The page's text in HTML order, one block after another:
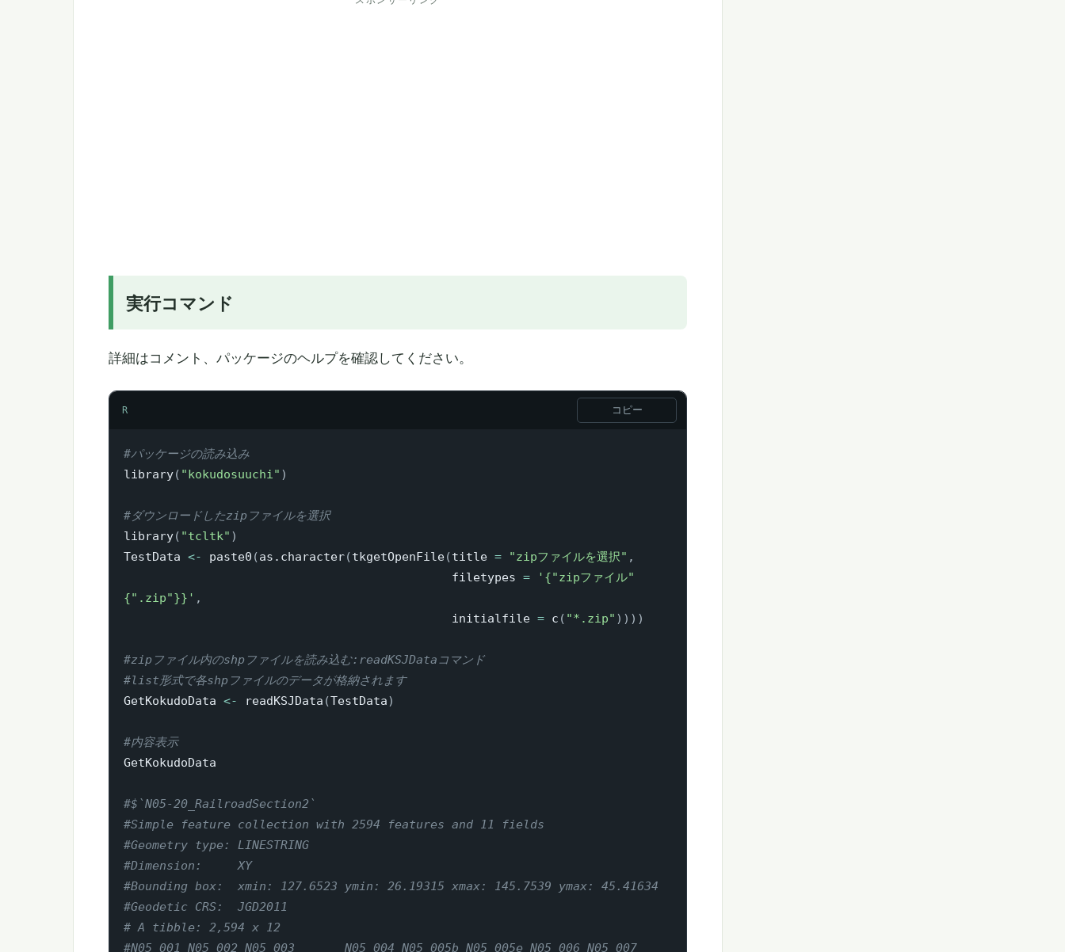
実行コマンド
詳細はコメント、パッケージのヘルプを確認してください。
R コピー
#パッケージの読み込み
library( "kokudosuuchi" )
#ダウンロードしたzipファイルを選択
library( "tcltk" )
TestData <- paste0 (as.character(tkgetOpenFile(title = "zipファイルを選択" ,
                                              filetypes
=
'{"zipファイル"
{".zip"}}' ,
                                              initialfile
= c ( "*.zip" ) ) ) )
#zipファイル内のshpファイルを読み込む:readKSJDataコマンド
#list形式で各shpファイルのデータが格納されます
GetKokudoData <- readKSJData (TestData)
#内容表示
GetKokudoData
#$`N05-20_RailroadSection2`
#Simple feature collection with 2594 features and 11 fields
#Geometry type: LINESTRING
#Dimension:     XY
#Bounding box:  xmin: 127.6523 ymin: 26.19315 xmax: 145.7539 ymax: 45.41634
#Geodetic CRS:  JGD2011
# A tibble: 2,594 x 12
#N05_001 N05_002 N05_003       N05_004 N05_005b N05_005e N05_006 N05_007